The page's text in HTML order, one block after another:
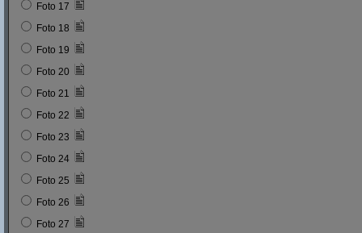
Foto 17
Foto 18
Foto 19
Foto 20
Foto 21
Foto 22
Foto 23
Foto 24
Foto 25
Foto 26
Foto 27